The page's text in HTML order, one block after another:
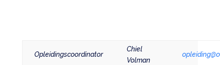
Opleidingscoordinator
Chiel
Volman